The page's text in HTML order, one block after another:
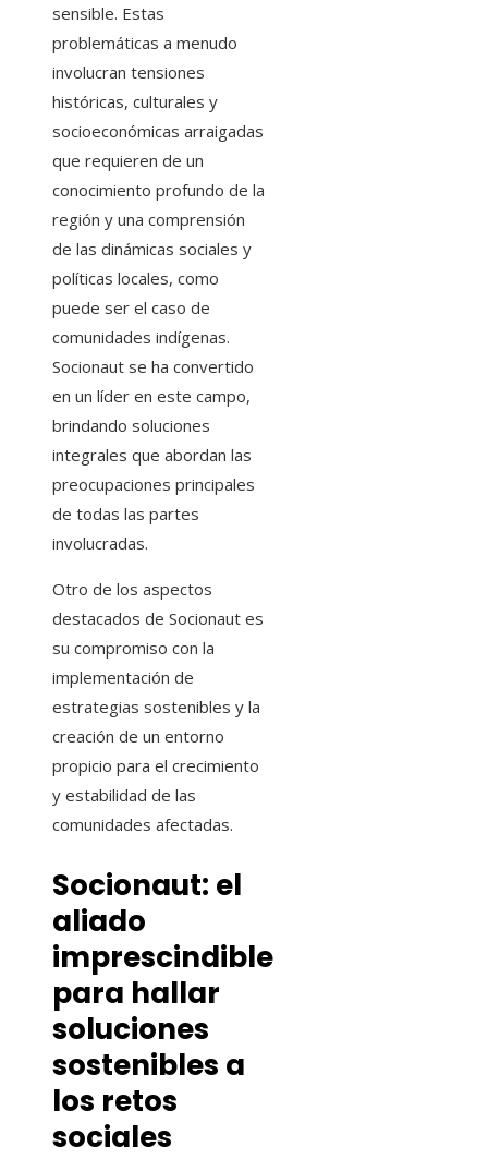
sensible. Estas
problemáticas a menudo
involucran tensiones
históricas, culturales y
socioeconómicas arraigadas
que requieren de un
conocimiento profundo de la
región y una comprensión
de las dinámicas sociales y
políticas locales, como
puede ser el caso de
comunidades indígenas.
Socionaut se ha convertido
en un líder en este campo,
brindando soluciones
integrales que abordan las
preocupaciones principales
de todas las partes
involucradas.
Otro de los aspectos
destacados de Socionaut es
su compromiso con la
implementación de
estrategias sostenibles y la
creación de un entorno
propicio para el crecimiento
y estabilidad de las
comunidades afectadas.
Socionaut: el
aliado
imprescindible
para hallar
soluciones
sostenibles a
los retos
sociales